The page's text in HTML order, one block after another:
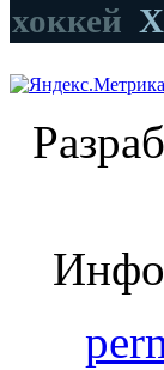
хоккей